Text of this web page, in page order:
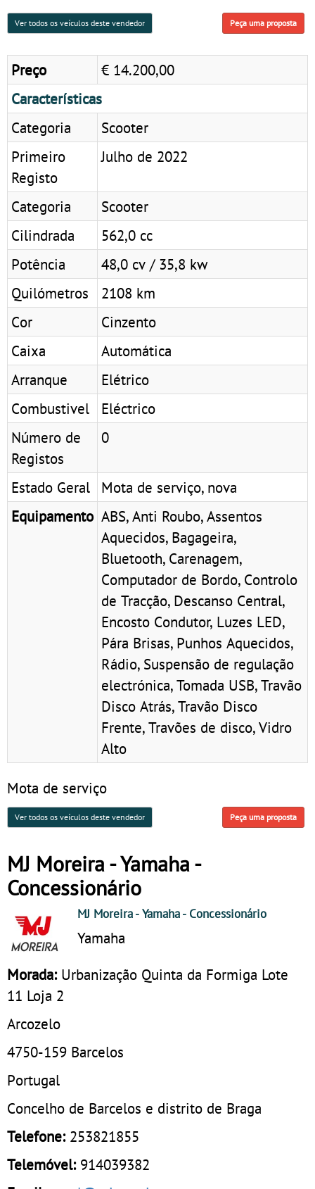
Ver todos os veículos deste vendedor Peça uma proposta
Preço
€ 14.200,00
Características
Categoria
Scooter
Primeiro
Registo
Julho de 2022
Categoria
Scooter
Cilindrada
562,0 cc
Potência
48,0 cv / 35,8 kw
Quilómetros
2108 km
Cor
Cinzento
Caixa
Automática
Arranque
Elétrico
Combustivel
Eléctrico
Número de
Registos
0
Estado Geral
Mota de serviço, nova
Equipamento ABS, Anti Roubo, Assentos
Aquecidos, Bagageira,
Bluetooth, Carenagem,
Computador de Bordo, Controlo
de Tracção, Descanso Central,
Encosto Condutor, Luzes LED,
Pára Brisas, Punhos Aquecidos,
Rádio, Suspensão de regulação
electrónica, Tomada USB, Travão
Disco Atrás, Travão Disco
Frente, Travões de disco, Vidro
Alto
Mota de serviço
Ver todos os veículos deste vendedor Peça uma proposta
MJ Moreira - Yamaha -
Concessionário
MJ Moreira - Yamaha- Concessionário
Yamaha
Morada: Urbanização Quinta da Formiga Lote
11 Loja 2
Arcozelo
4750-159 Barcelos
Portugal
Concelho de Barcelos e distrito de Braga
Telefone: 253821855
Telemóvel: 914039382